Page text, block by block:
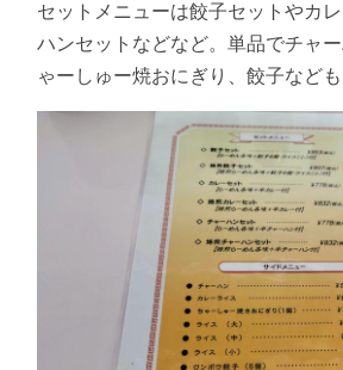
セットメニューは餃子セットやカ
ハンセットなどなど。単品でチャ
ゃーしゅー焼おにぎり、餃子なども